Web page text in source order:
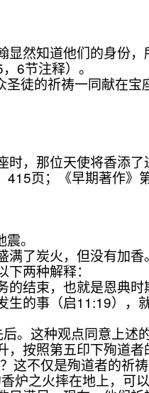
然知道他们的身份，
6节注释）。
徒的祈祷一同献在宝
，那位天使将香添了
页；《早期著作》
。
了炭火，但没有加香。
两种解释：
结束，也就是恩典时
的事（启11:19），
这种观点同意上述
按照第五印下殉道
这不仅是殉道者的祈
炉之火摔在地上，可